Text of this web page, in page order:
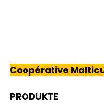
Coopérative
PRODUKTE